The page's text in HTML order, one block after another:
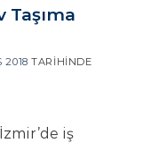
Taşıma
2018 TARIHINDE
iş